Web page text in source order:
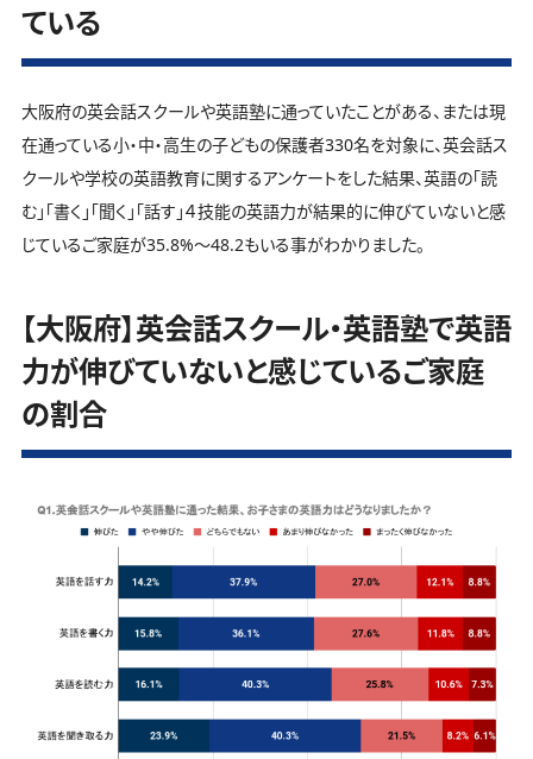
ている
大阪府の英会話スクールや英語塾に通っていたことがある、または現
在通っている小・中・高生の子どもの保護者330名を対象に、英会話ス
クールや学校の英語教育に関するアンケートをした結果、英語の「読
む」「書く」「聞く」「話す」４技能の英語力が結果的に伸びていないと感
じているご家庭が35.8%～48.2もいる事がわかりました。
【大阪府】英会話スクール・英語塾で英語
力が伸びていないと感じているご家庭
の割合